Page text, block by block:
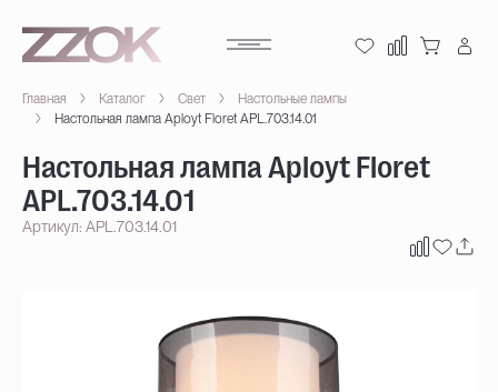
Главная Каталог Свет
Настольные лампы
Настольная лампа Aployt Floret APL.703.14.01
Настольная лампа Aployt Floret
APL.703.14.01
Артикул: APL.703.14.01